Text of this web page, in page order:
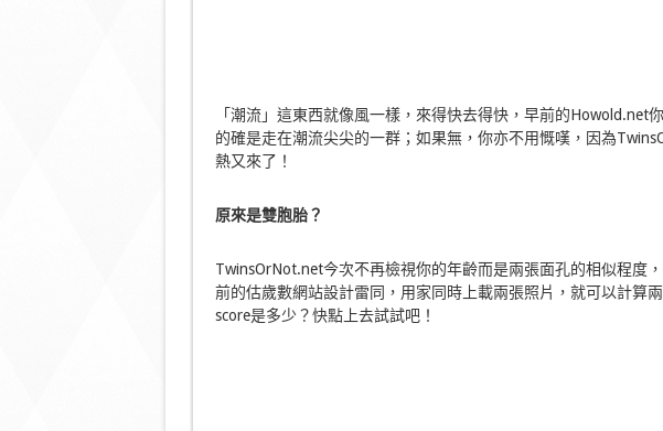
「潮流」這東西就像風一樣，來得快去得快，早前的Howold.net
的確是走在潮流尖尖的一群；如果無，你亦不用慨嘆，因為
熱又來了！
原來是雙胞胎？
TwinsOrNot.net今次不再檢視你的年齡而是兩張面孔的相似程度
前的估歲數網站設計雷同，用家同時上載兩張照片，就可以計算
score是多少？快點上去試試吧！